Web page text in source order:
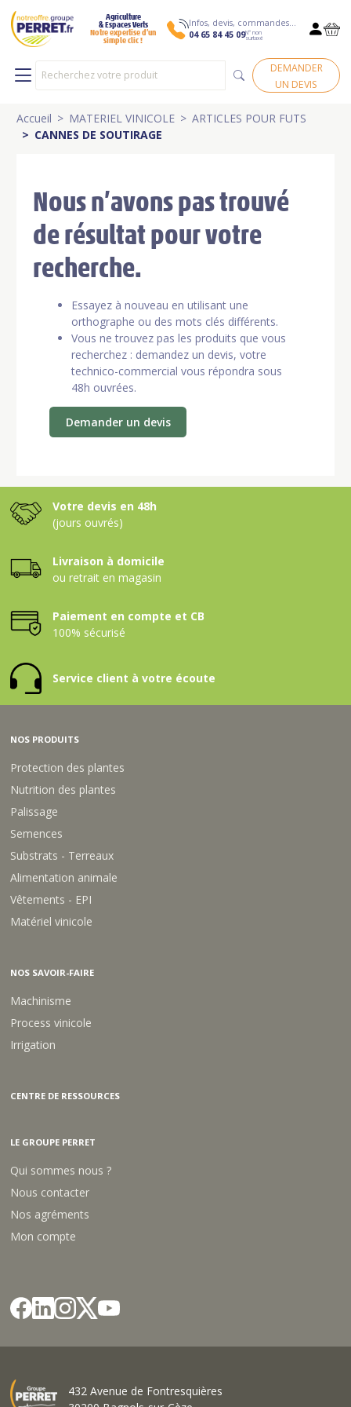
Agriculture
& Espaces Verts
Notre expertise d’un
simple clic !
Infos, devis, commandes…
04 65 84 45 09N° non
surtaxé
DEMANDER
UN DEVIS
Accueil MATERIEL VINICOLE
ARTICLES POUR FUTS
CANNES DE SOUTIRAGE
Nous n’avons pas trouvé
de résultat pour votre
recherche.
Essayez à nouveau en utilisant une
orthographe ou des mots clés différents.
Vous ne trouvez pas les produits que vous
recherchez : demandez un devis, votre
technico-commercial vous répondra sous
48h ouvrées.
Demander un devis
Votre devis en 48h
(jours ouvrés)
Livraison à domicile
ou retrait en magasin
Paiement en compte et CB
100% sécurisé
Service client à votre écoute
NOS PRODUITS
Protection des plantes
Nutrition des plantes
Palissage
Semences
Substrats - Terreaux
Alimentation animale
Vêtements - EPI
Matériel vinicole
NOS SAVOIR-FAIRE
Machinisme
Process vinicole
Irrigation
CENTRE DE RESSOURCES
LE GROUPE PERRET
Qui sommes nous ?
Nous contacter
Nos agréments
Mon compte
432 Avenue de Fontresquières